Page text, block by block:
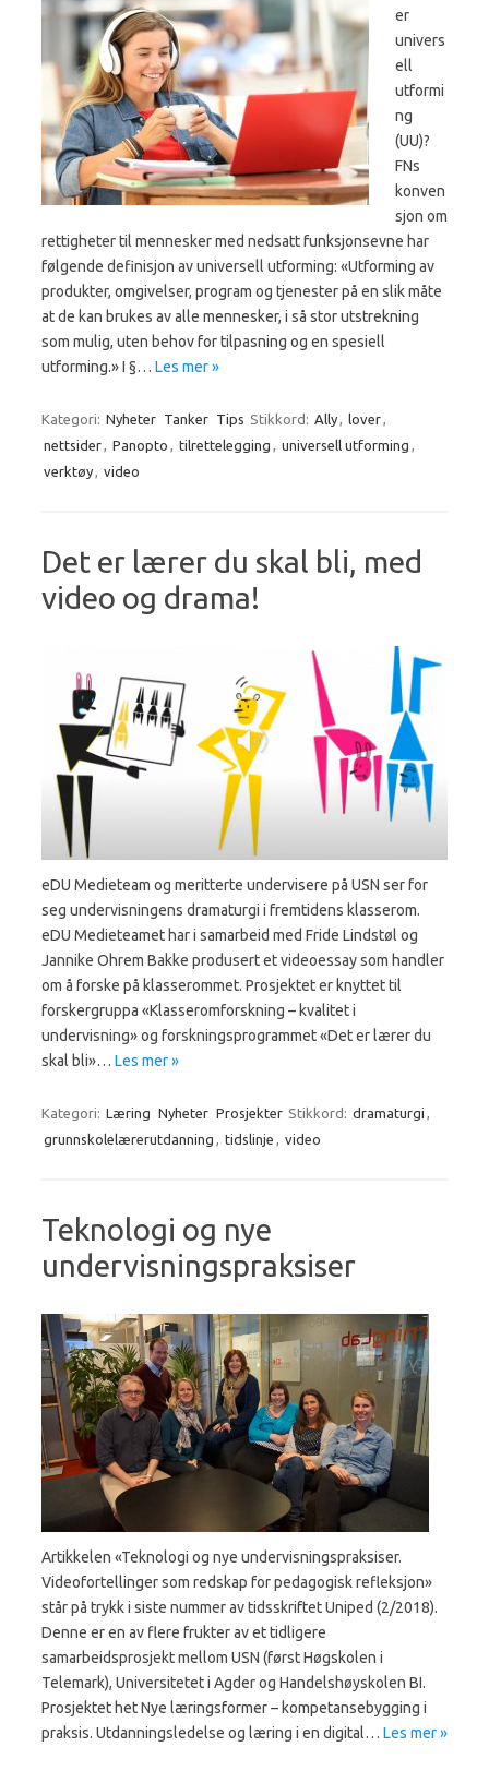
er
univers
ell
utformi
ng
(UU)?
FNs
konven
sjon om
rettigheter til mennesker med nedsatt funksjonsevne har
følgende definisjon av universell utforming: «Utforming av
produkter, omgivelser, program og tjenester på en slik måte
at de kan ­brukes av alle mennesker, i så stor utstrekning
som mulig, uten behov for tilpasning og en spesiell
utforming.» I §… Les mer »
Kategori: Nyheter Tanker Tips Stikkord: Ally, lover,
nettsider, Panopto , tilrettelegging , universell utforming ,
verktøy, video
Det er lærer du skal bli, med
video og drama!
eDU Medieteam og meritterte undervisere på USN ser for
seg undervisningens dramaturgi i fremtidens klasserom.
eDU Medieteamet har i samarbeid med Fride Lindstøl og
Jannike Ohrem Bakke produsert et videoessay som handler
om å forske på klasserommet. Prosjektet er knyttet til
forskergruppa «Klasseromforskning – kvalitet i
undervisning» og forskningsprogrammet «Det er lærer du
skal bli»… Les mer »
Kategori: Læring Nyheter Prosjekter Stikkord: dramaturgi
grunnskolelærerutdanning
tidslinje video
Teknologi og nye
undervisningspraksiser
Artikkelen «Teknologi og nye undervisningspraksiser.
Videofortellinger som redskap for pedagogisk refleksjon»
står på trykk i siste nummer av tidsskriftet Uniped (2/2018).
Denne er en av flere frukter av et tidligere
samarbeidsprosjekt mellom USN (først Høgskolen i
Telemark), Universitetet i Agder og Handelshøyskolen BI.
Prosjektet het Nye læringsformer – kompetansebygging i
praksis. Utdanningsledelse og læring i en digital… Les mer »